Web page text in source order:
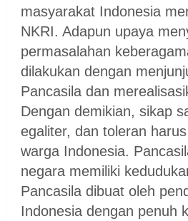
masyarakat Indonesia
NKRI. Adapun upaya
permasalahan
dilakukan dengan
Pancasila dan
Dengan demikian, sikap
egaliter, dan toleran
warga Indonesia.
negara memiliki
Pancasila dibuat oleh
Indonesia dengan penuh